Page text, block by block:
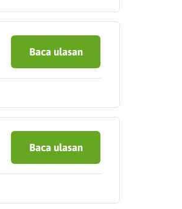
Baca ulasan
Baca ulasan